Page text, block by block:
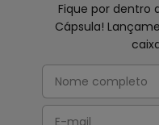
Fique por dentro
Cápsula!